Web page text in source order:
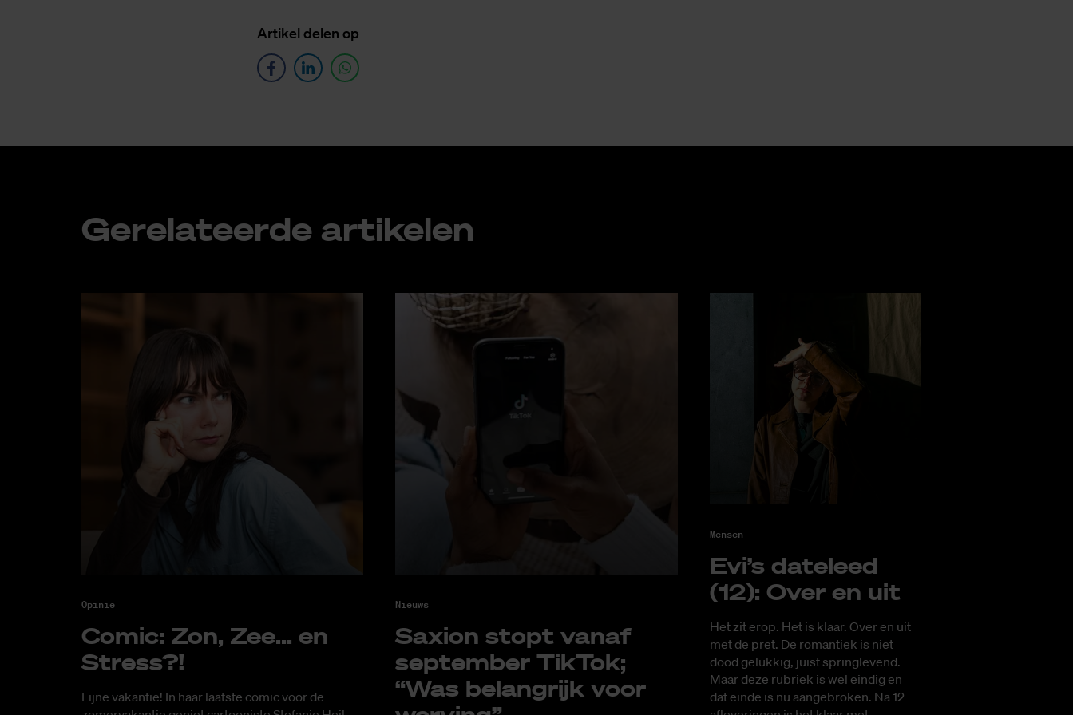
Ar­ti­kel de­len op
Ge­re­la­teer­de ar­ti­ke­len
Opinie
Co­mic: Zon, Zee... en
Stress?!
Fijne vakantie! In haar laatste comic voor de
Nieuws
Saxi­on stopt van­af
sep­tem­ber Tik­Tok;
“Was be­lang­rijk voor
Mensen
Evi’s da­te­leed
(12): Over en uit
Het zit erop. Het is klaar. Over en uit
met de pret. De romantiek is niet
dood gelukkig, juist springlevend.
Maar deze rubriek is wel eindig en
dat einde is nu aangebroken. Na 12